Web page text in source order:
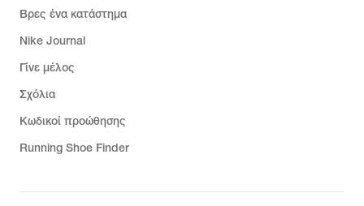
Βρες ένα κατάστημα
Nike Journal
Γίνε μέλος
Σχόλια
Κωδικοί προώθησης
Running Shoe Finder